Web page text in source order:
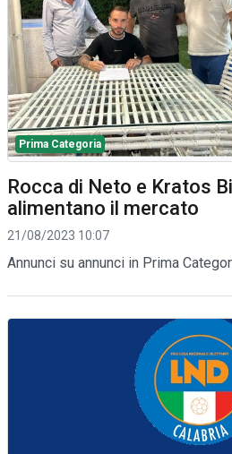
Prima Categoria
Rocca di Neto e Kratos
alimentano il mercato
21/08/2023 10:07
Annunci su annunci in Prima